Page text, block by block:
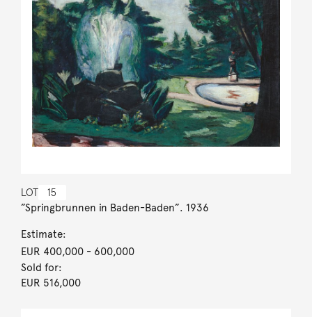
LOT 15
”Springbrunnen in Baden-Baden”. 1936
Estimate:
EUR 400,000- 600,000
Sold for:
EUR 516,000